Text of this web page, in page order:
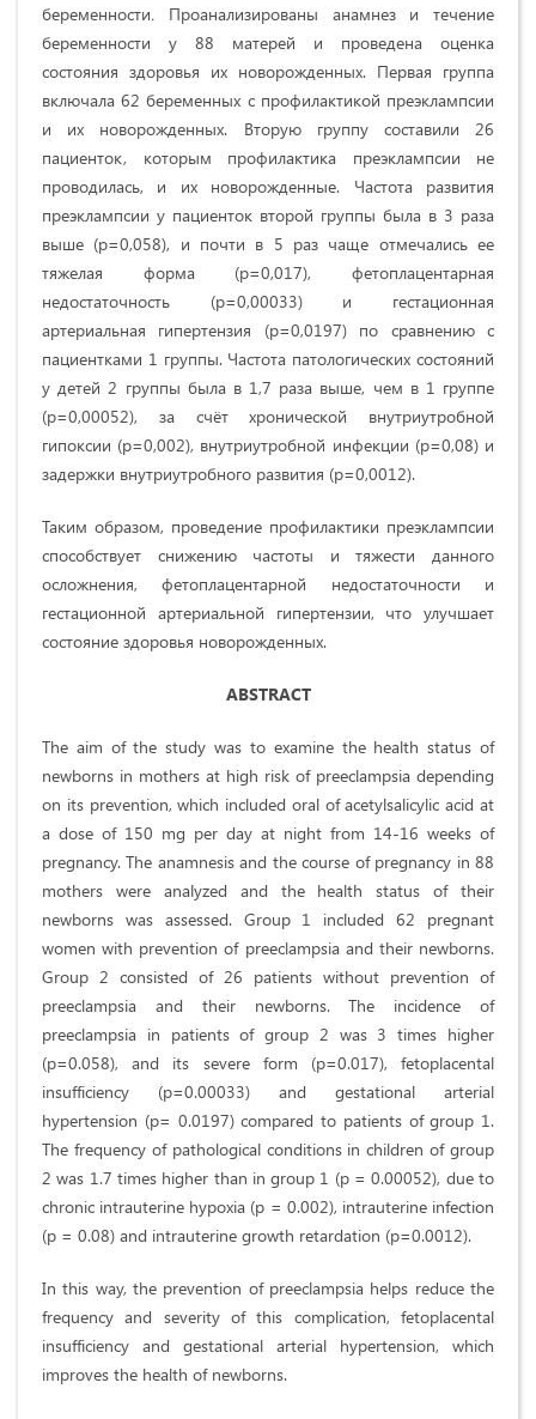
беременности. Проанализированы анамнез и течение
беременности у 88 матерей и проведена оценка
состояния здоровья их новорожденных. Первая группа
включала 62 беременных с профилактикой преэклампсии
и их новорожденных. Вторую группу составили 26
пациенток, которым профилактика преэклампсии не
проводилась, и их новорожденные. Частота развития
преэклампсии у пациенток второй группы была в 3 раза
выше (p=0,058), и почти в 5 раз чаще отмечались ее
тяжелая форма (p=0,017), фетоплацентарная
недостаточность (p=0,00033) и гестационная
артериальная гипертензия (p=0,0197) по сравнению с
пациентками 1 группы. Частота патологических состояний
у детей 2 группы была в 1,7 раза выше, чем в 1 группе
(p=0,00052), за счёт хронической внутриутробной
гипоксии (p=0,002), внутриутробной инфекции (p=0,08) и
задержки внутриутробного развития (p=0,0012).
Таким образом, проведение профилактики преэклампсии
способствует снижению частоты и тяжести данного
осложнения, фетоплацентарной недостаточности и
гестационной артериальной гипертензии, что улучшает
состояние здоровья новорожденных.
ABSTRACT
The aim of the study was to examine the health status of
newborns in mothers at high risk of preeclampsia depending
on its prevention, which included oral of acetylsalicylic acid at
a dose of 150 mg per day at night from 14-16 weeks of
pregnancy. The anamnesis and the course of pregnancy in 88
mothers were analyzed and the health status of their
newborns was assessed. Group 1 included 62 pregnant
women with prevention of preeclampsia and their newborns.
Group 2 consisted of 26 patients without prevention of
preeclampsia and their newborns. The incidence of
preeclampsia in patients of group 2 was 3 times higher
(p=0.058), and its severe form (p=0.017), fetoplacental
insufficiency (p=0.00033) and gestational arterial
hypertension (p= 0.0197) compared to patients of group 1.
The frequency of pathological conditions in children of group
2 was 1.7 times higher than in group 1 (p = 0.00052), due to
chronic intrauterine hypoxia (p = 0.002), intrauterine infection
(p = 0.08) and intrauterine growth retardation (p=0.0012).
In this way, the prevention of preeclampsia helps reduce the
frequency and severity of this complication, fetoplacental
insufficiency and gestational arterial hypertension, which
improves the health of newborns.